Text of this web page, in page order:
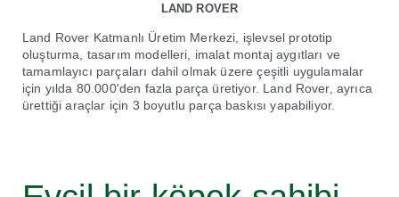
LAND ROVER
Land Rover Katmanlı Üretim Merkezi, işlevsel prototip
oluşturma, tasarım modelleri, imalat montaj aygıtları ve
tamamlayıcı parçaları dahil olmak üzere çeşitli uygulamalar
için yılda 80.000'den fazla parça üretiyor. Land Rover, ayrıca
ürettiği araçlar için 3 boyutlu parça baskısı yapabiliyor.